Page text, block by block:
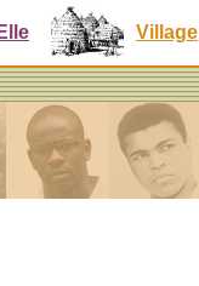
Village